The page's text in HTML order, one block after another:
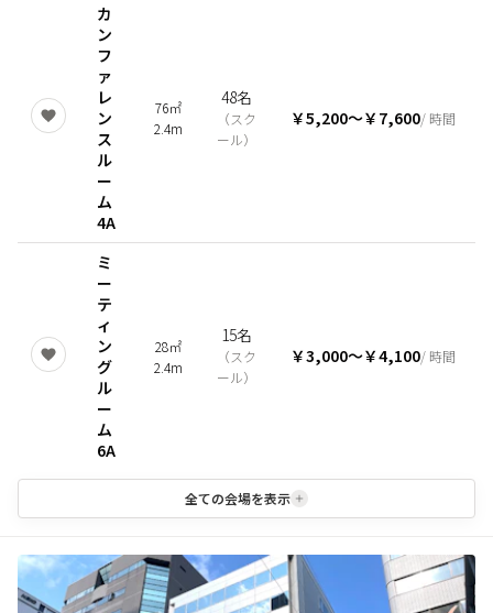
カ
ン
フ
ァ
レ
ン
ス
ル
ー
ム
4A
76㎡
2.4m
48名
（スク
ール）
￥5,200〜￥7,600/ 時間
ミ
ー
テ
ィ
ン
グ
ル
ー
ム
6A
28㎡
2.4m
15名
（スク
ール）
￥3,000〜￥4,100/ 時間
全ての会場を表示